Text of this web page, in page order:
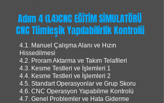
Adım 4 (L4)CNC EĞİTİM SİMULATÖRÜ
CNC Tümleşik Yapılabilirlik Kontrolü
4.1. Manuel Çalışma Alanı ve Hızın
Hissedilmesi
4.2. Proram Aktarma ve Takım Telafileri
4.3. Kesme Testleri ve İşlemleri 1
4.4. Kesme Testleri ve İşlemleri 2
4.5. Standart Operasyonlar ve Grup Skoru
4.6. CNC Operasyon Yapabilme Kontrolü
4.7. Genel Problemler ve Hata Giderme